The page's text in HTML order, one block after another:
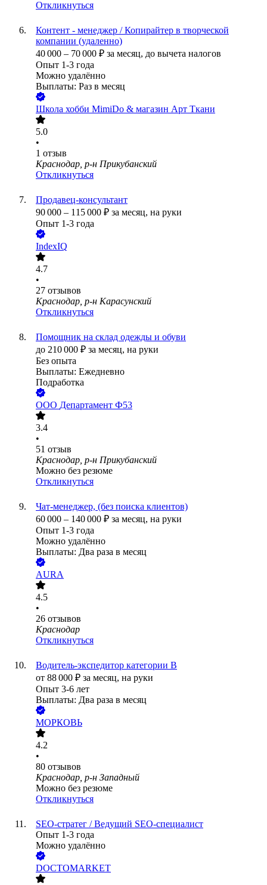
Откликнуться
Контент - менеджер / Копирайтер в творческой
компании (удаленно)
40 000 – 70 000 ₽ за месяц, до вычета налогов
Опыт 1-3 года
Можно удалённо
Выплаты: Раз в месяц
Школа хобби MimiDo & магазин Арт Ткани
5.0
•
1 отзыв
Краснодар, р-н Прикубанский
Откликнуться
Продавец-консультант
90 000 – 115 000 ₽ за месяц, на руки
Опыт 1-3 года
IndexIQ
4.7
•
27 отзывов
Краснодар, р-н Карасунский
Откликнуться
Помощник на склад одежды и обуви
до 210 000 ₽ за месяц, на руки
Без опыта
Выплаты: Ежедневно
Подработка
ООО Департамент Ф53
3.4
•
51 отзыв
Краснодар, р-н Прикубанский
Можно без резюме
Откликнуться
Чат-менеджер, (без поиска клиентов)
60 000 – 140 000 ₽ за месяц, на руки
Опыт 1-3 года
Можно удалённо
Выплаты: Два раза в месяц
AURA
4.5
•
26 отзывов
Краснодар
Откликнуться
Водитель-экспедитор категории В
от 88 000 ₽ за месяц, на руки
Опыт 3-6 лет
Выплаты: Два раза в месяц
МОРКОВЬ
4.2
•
80 отзывов
Краснодар, р-н Западный
Можно без резюме
Откликнуться
SEO-стратег / Ведущий SEO-специалист
Опыт 1-3 года
Можно удалённо
DOCTOMARKET